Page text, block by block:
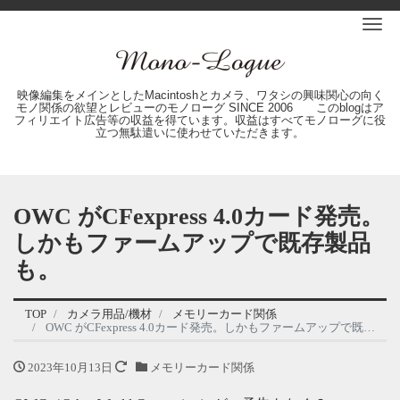
映像編集をメインとしたMacintoshとカメラ、ワタシの興味関心の向く
モノ関係の欲望とレビューのモノローグ SINCE 2006 このblogはア
フィリエイト広告等の収益を得ています。収益はすべてモノローグに役
立つ無駄遣いに使わせていただきます。
OWC がCFexpress 4.0カード発売。
しかもファームアップで既存製品
も。
TOP カメラ用品/機材
メモリーカード関係
OWC がCFexpress 4.0カード発売。しかもファームアップで既存製品も。
2023年10月13日 メモリーカード関係